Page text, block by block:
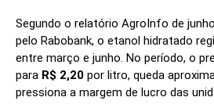
Segundo o relatório AgroInfo de
pelo Rabobank, o etanol hidratado
entre março e junho. No período, o
para R$ 2,20 por litro, queda
pressiona a margem de lucro das